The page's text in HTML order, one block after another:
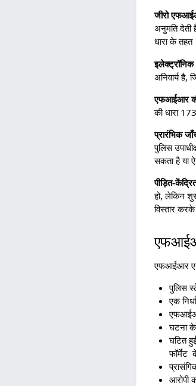
जीरो
अनुमति देती
धारा के
अनिवार्य है,
एफआईआर
की धारा
प्रारंभिक
पुलिस
सकता है या
पीड़ित-
हो, लेकिन
विस्तार
एफआईआर एक
पुलिस
एक
घटना
घटित
फॉर्मेट
आरोपी